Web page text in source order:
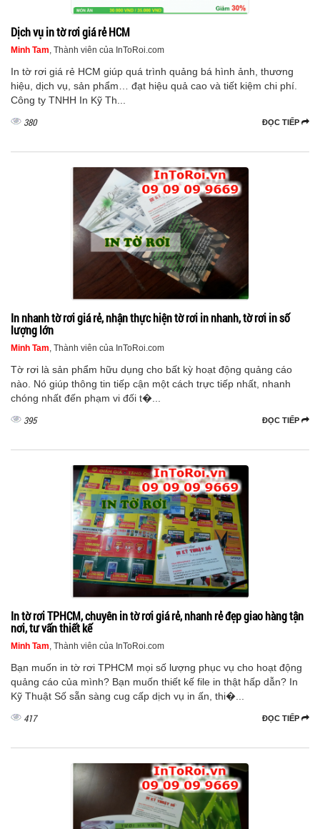
Dịch vụ in tờ rơi giá rẻ HCM
Minh Tam , Thành viên của InToRoi.com
In tờ rơi giá rẻ HCM giúp quá trình quảng bá hình ảnh, thương
hiệu, dịch vụ, sản phẩm… đạt hiệu quả cao và tiết kiệm chi phí.
Công ty TNHH In Kỹ Th...
ĐỌC TIẾP
380
In nhanh tờ rơi giá rẻ, nhận thực hiện tờ rơi in nhanh, tờ rơi in số
lượng lớn
Minh Tam , Thành viên của InToRoi.com
Tờ rơi là sản phẩm hữu dụng cho bất kỳ hoạt động quảng cáo
nào. Nó giúp thông tin tiếp cận một cách trực tiếp nhất, nhanh
chóng nhất đến phạm vi đối t�...
ĐỌC TIẾP
395
In tờ rơi TPHCM, chuyên in tờ rơi giá rẻ, nhanh rẻ đẹp giao hàng tận
nơi, tư vấn thiết kế
Minh Tam , Thành viên của InToRoi.com
Bạn muốn in tờ rơi TPHCM mọi số lượng phục vụ cho hoạt động
quảng cáo của mình? Bạn muốn thiết kế file in thật hấp dẫn? In
Kỹ Thuật Số sẵn sàng cug cấp dịch vụ in ấn, thi�...
ĐỌC TIẾP
417